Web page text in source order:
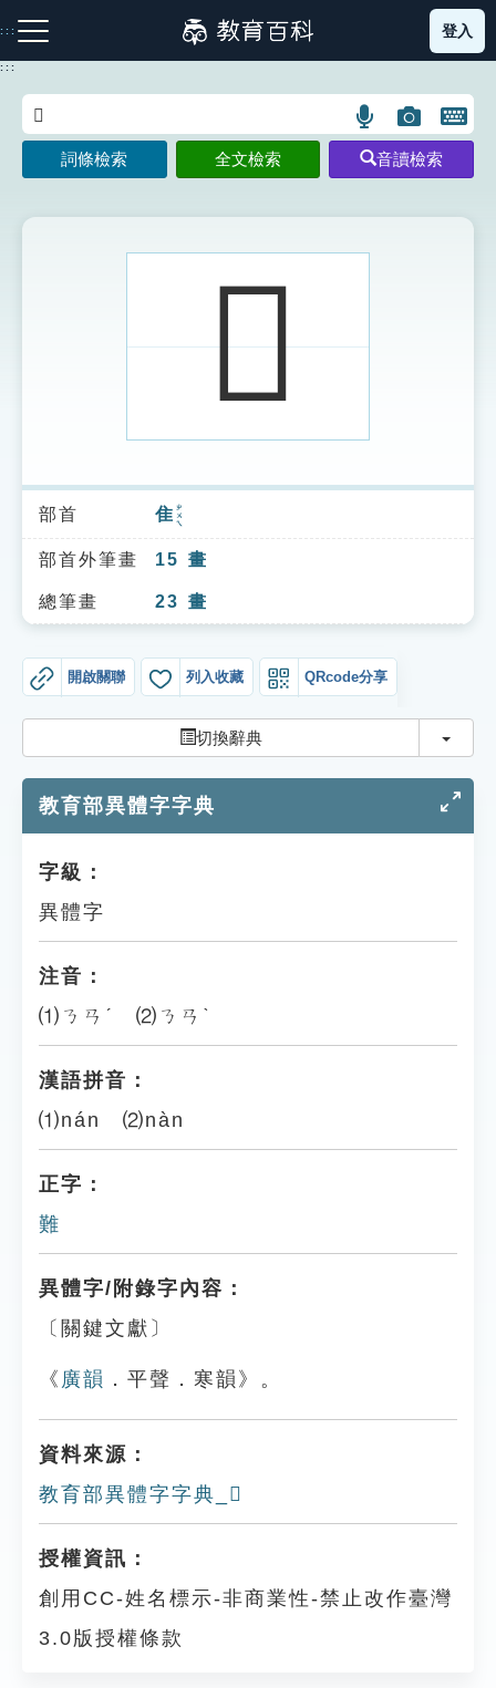
到
主
:::
注音索引圖示 筆畫索引圖示 部首索引表圖示
索引選單
知識索引
單字索引
遊戲專區
教學應用
貓頭鷹博士
登入
:::
語
言
搜
示
圖
片
搜
開
鍵
圖
詞條檢索 全文檢索 音讀檢索
𩁢
部首 隹 ㄓㄨㄟ
部首外筆畫 15 畫
總筆畫 23 畫
開啟關聯 列入收藏 QRcode分享
切換辭典 切換
教育部異體字字典
字級：
異體字
注音：
⑴ㄋㄢˊ ⑵ㄋㄢˋ
漢語拼音：
⑴nán ⑵nàn
正字：
難
異體字/附錄字內容：
〔關鍵文獻〕
《 廣韻 ．平聲．寒韻》。
資料來源：
教育部異體字字典_𩁢
授權資訊：
創用CC-姓名標示-非商業性-禁止改作臺灣
3.0版授權條款